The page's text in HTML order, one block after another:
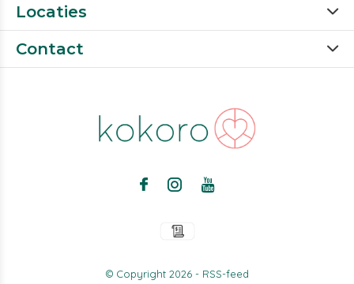
Locaties
Contact
© Copyright 2026- RSS-feed